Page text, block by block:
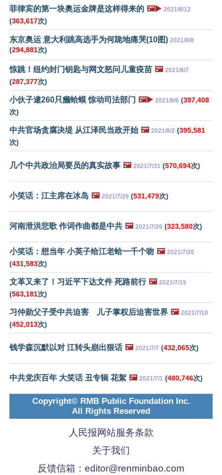
菲律宾的第一块奥运金牌是这样得来的 🖼️▶️ 2021/8/12
(363,617次)
东京奥运 意大利跳高选手为何跪地痛哭(10图) 2021/8/8
(294,881次)
惊跳！纽约封门钥匙与网文怒问儿童疫苗 🖼️ 2021/8/7
(287,377次)
小伙子逮260只癞蛤蟆 惊动司法部门 🖼️▶️ 2021/8/6 (397,408
次)
中共官场贪腐决堤 从江泽民当政开始 🖼️ 2021/8/2 (395,581
次)
几个中共政治局要员的真实故事 🖼️ 2021/7/31 (570,694次)
小笑话：江主席在冰岛 🖼️ 2021/7/29 (531,479次)
河南泄洪悲歌 作词作曲都是中共 🖼️ 2021/7/26 (323,580次)
小笑话：想当年 小英子给江老蛤一千个吻 🖼️ 2021/7/20
(431,583次)
文革又来了！习近平下达文件 死路前行 🖼️ 2021/7/15
(563,181次)
习仲勋父子受中共迫害 儿子掌权后迫害世界 🖼️ 2021/7/10
(452,013次)
钱学森沉默以对 江转头崩出狠话 🖼️ 2021/7/7 (432,065次)
中共党庆百年 大笑话 丑专辑 花絮 🖼️ 2021/7/1 (480,746次)
Copyright© RMB Public Foundation Inc.
All Rights Reserved
人民报网站服务条款
关于我们
反馈信箱： editor@renminbao.com